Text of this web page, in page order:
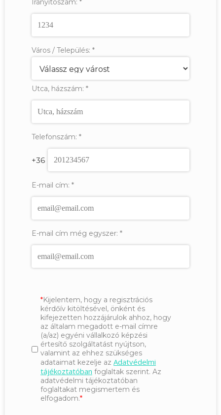
Irányítószám: *
Város / Település: *
Utca, házszám: *
Telefonszám: *
+36
E-mail cím: *
E-mail cím még egyszer: *
Kijelentem, hogy a regisztrációs
kérdőív kitöltésével, önként és
kifejezetten hozzájárulok ahhoz, hogy
az általam megadott e-mail címre
(a/az) egyéni vállalkozó képzési
értesítő szolgáltatást nyújtson,
valamint az ehhez szükséges
adataimat kezelje az Adatvédelmi
tájékoztatóban foglaltak szerint. Az
adatvédelmi tájékoztatóban
foglaltakat megismertem és
elfogadom.